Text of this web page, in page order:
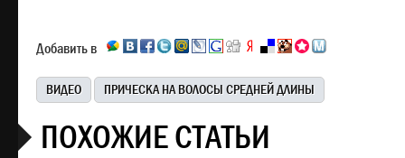
Добавить в
ВИДЕО ПРИЧЕСКА НА ВОЛОСЫ СРЕДНЕЙ ДЛИНЫ
ПОХОЖИЕ СТАТЬИ